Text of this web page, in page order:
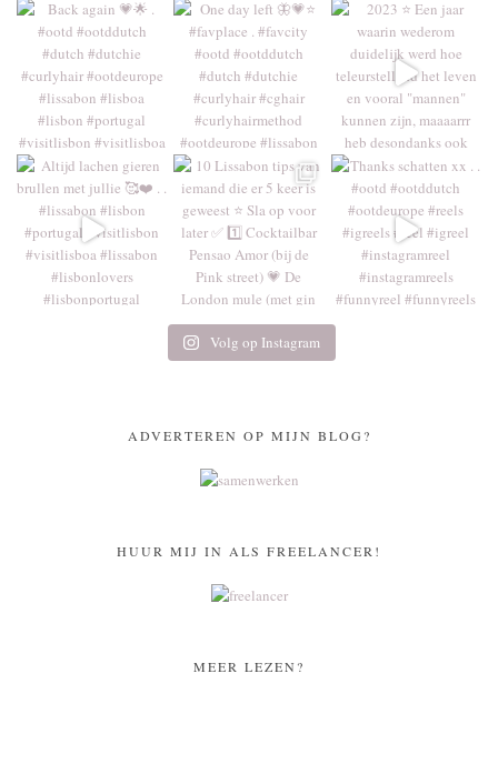
Volg op Instagram
ADVERTEREN OP MIJN BLOG?
HUUR MIJ IN ALS FREELANCER!
MEER LEZEN?